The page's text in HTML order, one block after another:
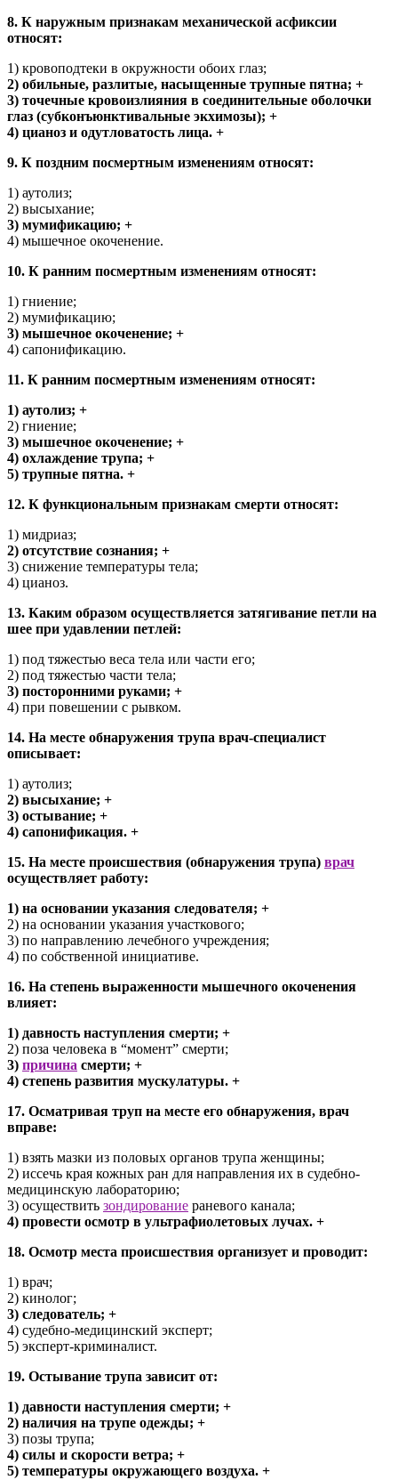
8. К наружным признакам механической асфиксии
относят:
1) кровоподтеки в окружности обоих глаз;
2) обильные, разлитые, насыщенные трупные пятна; +
3) точечные кровоизлияния в соединительные оболочки
глаз (субконъюнктивальные экхимозы); +
4) цианоз и одутловатость лица. +
9. К поздним посмертным изменениям относят:
1) аутолиз;
2) высыхание;
3) мумификацию; +
4) мышечное окоченение.
10. К ранним посмертным изменениям относят:
1) гниение;
2) мумификацию;
3) мышечное окоченение; +
4) сапонификацию.
11. К ранним посмертным изменениям относят:
1) аутолиз; +
2) гниение;
3) мышечное окоченение; +
4) охлаждение трупа; +
5) трупные пятна. +
12. К функциональным признакам смерти относят:
1) мидриаз;
2) отсутствие сознания; +
3) снижение температуры тела;
4) цианоз.
13. Каким образом осуществляется затягивание петли на
шее при удавлении петлей:
1) под тяжестью веса тела или части его;
2) под тяжестью части тела;
3) посторонними руками; +
4) при повешении с рывком.
14. На месте обнаружения трупа врач-специалист
описывает:
1) аутолиз;
2) высыхание; +
3) остывание; +
4) сапонификация. +
15. На месте происшествия (обнаружения трупа) врач
осуществляет работу:
1) на основании указания следователя; +
2) на основании указания участкового;
3) по направлению лечебного учреждения;
4) по собственной инициативе.
16. На степень выраженности мышечного окоченения
влияет:
1) давность наступления смерти; +
2) поза человека в “момент” смерти;
3) причина смерти; +
4) степень развития мускулатуры. +
17. Осматривая труп на месте его обнаружения, врач
вправе:
1) взять мазки из половых органов трупа женщины;
2) иссечь края кожных ран для направления их в судебно-
медицинскую лабораторию;
3) осуществить зондирование раневого канала;
4) провести осмотр в ультрафиолетовых лучах. +
18. Осмотр места происшествия организует и проводит:
1) врач;
2) кинолог;
3) следователь; +
4) судебно-медицинский эксперт;
5) эксперт-криминалист.
19. Остывание трупа зависит от:
1) давности наступления смерти; +
2) наличия на трупе одежды; +
3) позы трупа;
4) силы и скорости ветра; +
5) температуры окружающего воздуха. +